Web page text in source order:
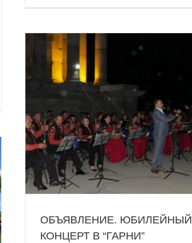
ОБЪЯВЛЕНИЕ. ЮБИЛЕЙНЫЙ
КОНЦЕРТ В “ГАРНИ”